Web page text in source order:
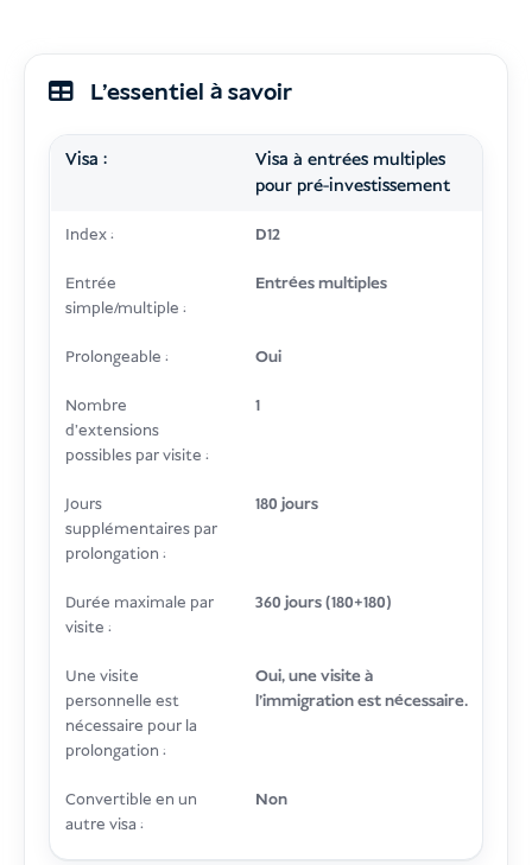
L’essentiel à savoir
Visa :
Visa à entrées multiples
pour pré-investissement
Index : D12
Entrée
simple/multiple :
Entrées multiples
Prolongeable : Oui
Nombre
d'extensions
possibles par visite :
1
Jours
supplémentaires par
prolongation :
180 jours
Durée maximale par
visite :
360 jours (180+180)
Une visite
personnelle est
nécessaire pour la
prolongation :
Oui, une visite à
l'immigration est nécessaire.
Convertible en un
autre visa :
Non